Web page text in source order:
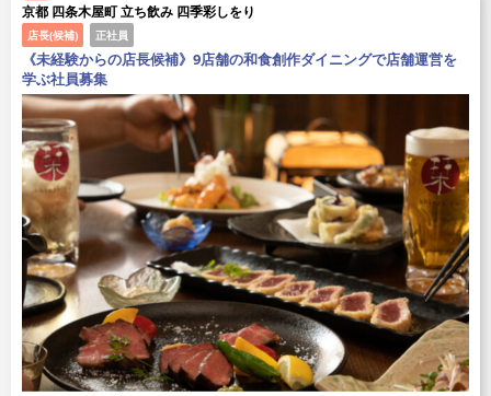
京都 四条木屋町 立ち飲み 四季彩しをり
店長(候補) 正社員
《未経験からの店長候補》9店舗の和食創作ダイニングで店舗運営を
学ぶ社員募集